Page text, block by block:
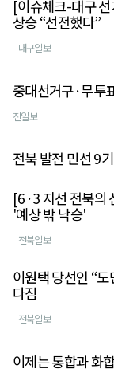
[이슈체크-대구
상승 “선전했다”
대구일보
중대선거구·무투
진일보
전북 발전 민선 9
[6·3 지선 전북의
'예상 밖 낙승'
전북일보
이원택 당선인 “
다짐
전북일보
이제는 통합과 화